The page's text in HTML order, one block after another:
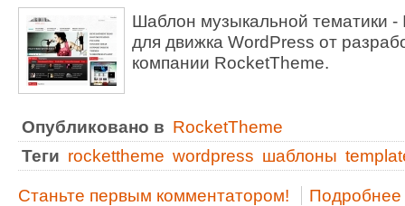
Шаблон музыкальной тематики -
для движка WordPress от
компании RocketTheme.
Опубликовано в RocketTheme
Теги rockettheme wordpress шаблоны
Станьте первым комментатором! Подробнее